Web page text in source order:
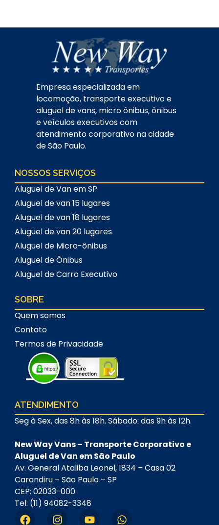
Empresa especializada em
locomoção, transporte executivo e
aluguel de vans, micro ônibus, ônibus
e veículos executivos com
atendimento corporativo na cidade
de São Paulo.
NOSSOS SERVIÇOS
Aluguel de Van em SP
Aluguel de van 15 lugares
Aluguel de van 18 lugares
Aluguel de van 20 lugares
Aluguel de Micro-ônibus
Aluguel de Ônibus
Aluguel de Carro Executivo
SOBRE
Quem somos
Contato
Termos de Privacidade
ATENDIMENTO
Seg à Sex, das 8h às 18h. Sábado: das 9h às 12h.
New Way Vans – Transporte Corporativo e
Aluguel de Van em São Paulo
Av. General Ataliba Leonel, 1834 – Casa 02
Carandiru – São Paulo – SP
CEP: 02033-000
Tel: (11) 94082-3348